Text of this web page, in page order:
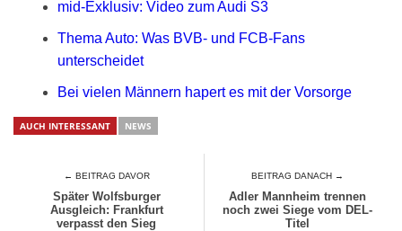
mid-Exklusiv: Video zum Audi S3
Thema Auto: Was BVB- und FCB-Fans
unterscheidet
Bei vielen Männern hapert es mit der Vorsorge
AUCH INTERESSANT NEWS
← BEITRAG DAVOR
Später Wolfsburger
Ausgleich: Frankfurt
verpasst den Sieg
BEITRAG DANACH →
Adler Mannheim trennen
noch zwei Siege vom DEL-
Titel